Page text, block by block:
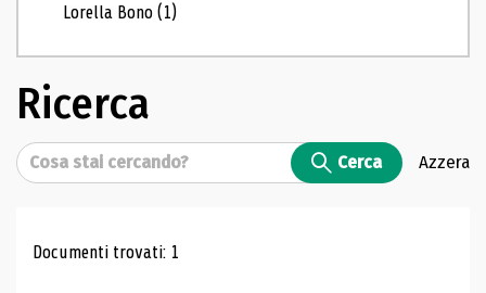
Lorella Bono(1)
Ricerca
Cerca Cerca Azzera
Risultati di ricerca
Documenti trovati: 1